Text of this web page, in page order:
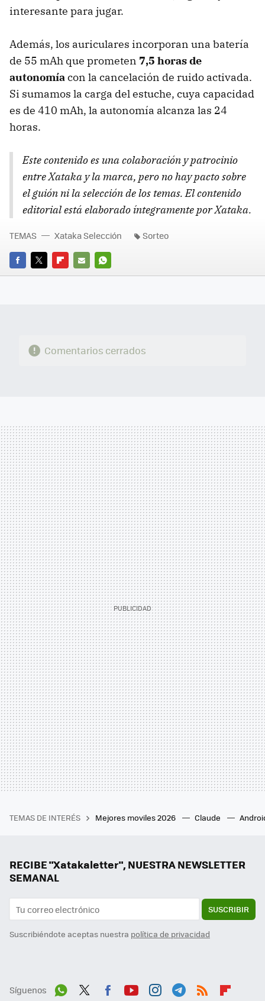
interesante para jugar.
Además, los auriculares incorporan una batería
de 55 mAh que prometen 7,5 horas de
autonomíacon la cancelación de ruido activada.
Si sumamos la carga del estuche, cuya capacidad
es de 410 mAh, la autonomía alcanza las 24
horas.
Este contenido es una colaboración y patrocinio
entre Xataka y la marca, pero no hay pacto sobre
el guión ni la selección de los temas. El contenido
editorial está elaborado íntegramente por Xataka.
FACEBOOK
TWITTERFLIPBOARD
E-
WHATSAPP
TEMAS Xataka Selección Sorteo
Comentarios cerrados
TEMAS DE INTERÉS Mejores moviles 2026 Claude
RECIBE "Xatakaletter", NUESTRA NEWSLETTER
SEMANAL
SUSCRIBIR
Suscribiéndote aceptas nuestra política de privacidad
Síguenos